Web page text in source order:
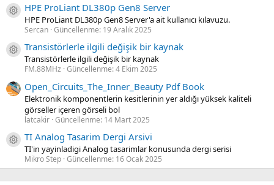
Kaynak ikon/amblem
HPE ProLiant DL380p Gen8 Server
HPE ProLiant DL380p Gen8 Server'a ait kullanıcı kılavuzu.
Sercan Güncellenme: 19 Aralık 2025
Kaynak ikon/amblem
Transistörlerle ilgili değişik bir kaynak
Transistörlerle ilgili değişik bir kaynak
FM.88MHz Güncellenme:4 Ekim 2025
Open_Circuits_The_Inner_Beauty Pdf Book
Elektronik komponentlerin kesitlerinin yer aldığı yüksek kaliteli
görseller içeren görseli bol
latcakir Güncellenme: 14 Mart 2025
Kaynak ikon/amblem
TI Analog Tasarim Dergi Arsivi
TI'in yayinladigi Analog tasarimlar konusunda dergi serisi
Mikro Step Güncellenme: 16 Ocak 2025